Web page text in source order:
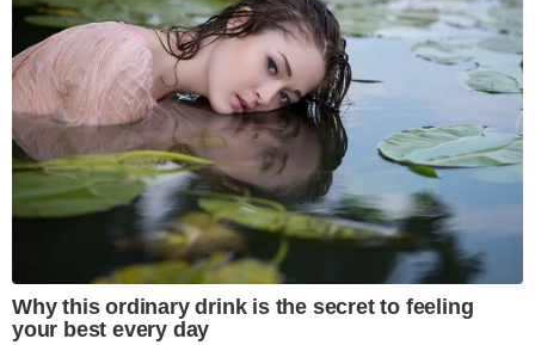
Why this ordinary drink is the secret to feeling
your best every day